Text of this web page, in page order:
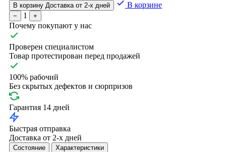
В корзину Доставка от 2-х дней В корзине
− 1 +
Почему покупают у нас
Проверен специалистом
Товар протестирован перед продажей
100% рабочий
Без скрытых дефектов и сюрпризов
Гарантия 14 дней
Быстрая отправка
Доставка от 2-х дней
Состояние Характеристики